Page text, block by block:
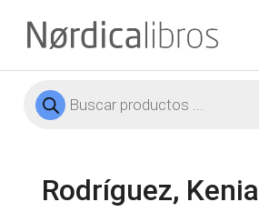
contenido
Búsqueda
de
Rodríguez, Kenia